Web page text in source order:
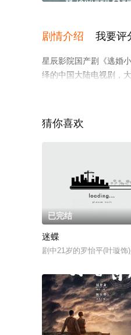
剧情介绍 我要评
星辰影院国产剧《逃婚
绎的中国大陆电视剧，
猜你喜欢
已完结
迷蝶
剧中21岁的罗怡平(叶璇